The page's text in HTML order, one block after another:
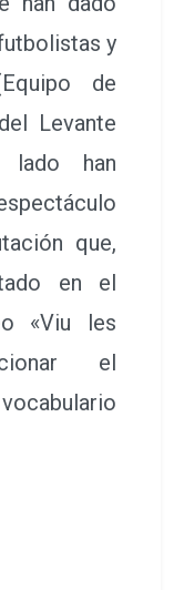
y
de
Levante
lado han
que,
en el
«Viu les
el